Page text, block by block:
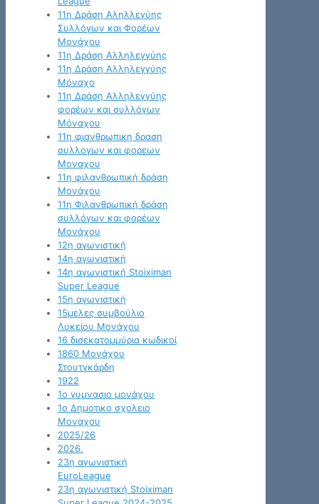
11η Δράση Αληλλεγύης
Συλλόγων και Φορέων
Μονάχου
11η Δράση Αλληλεγγύης
11η Δράση Αλληλεγγύης
Μόναχο
11η Δράση Αλληλεγγύης
φορέων και συλλόγων
Μόναχου
11η φιανθρωπικη δραση
συλλογων και φορεων
Μοναχου
11η φιλανθρωπική δράση
Μονάχου
11η Φιλανθρωπική δράση
συλλόγων και φορέων
Μονάχου
12η αγωνιστική
14η αγωνιστική
14η αγωνιστική Stoiximan
Super League
15η αγωνιστική
15μελες συμβούλιο
Λυκείου Μονάχου
16 δισεκατομμύρια κωδικοί
1860 Μονάχου
Στουτγκάρδη
1922
1ο γυμνασιο μονάχου
1ο Δημοτικο σχολειο
Μοναχου
2025/26
2026.
23η αγωνιστική
EuroLeague
23η αγωνιστική Stoiximan